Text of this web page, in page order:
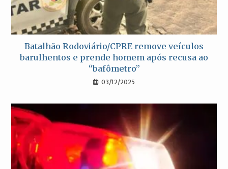
Batalhão Rodoviário/CPRE remove veículos
barulhentos e prende homem após recusa ao
“bafômetro”
03/12/2025